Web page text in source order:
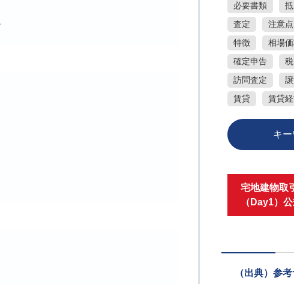
必要書類
査定
注意点
特徴
相場
確定申告
訪問査定
賃貸
賃貸
キ
宅地建物取
（Day1）
（出典）参